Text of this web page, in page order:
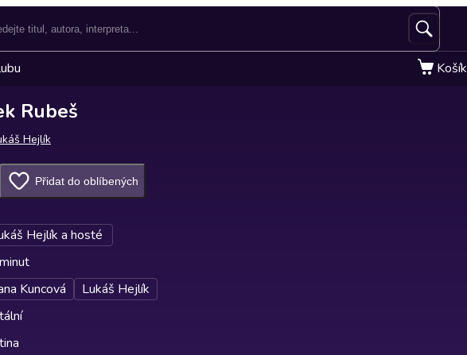
Košík
Rubeš
Hejlík
Přidat do oblíbených
Hejlík a hosté
Kuncová
Lukáš Hejlík